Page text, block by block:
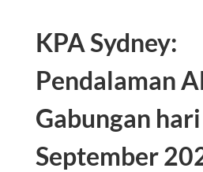
KPA Sydney:
Pendalaman
Gabungan
September